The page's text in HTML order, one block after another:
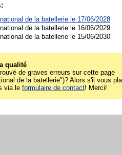
de la batellerie le 17/06/2028
de la batellerie le 16/06/2029
de la batellerie le 15/06/2030
qualité
de graves erreurs sur cette page
de la batellerie")? Alors s'il vous
via le formulaire de contact! Merci!